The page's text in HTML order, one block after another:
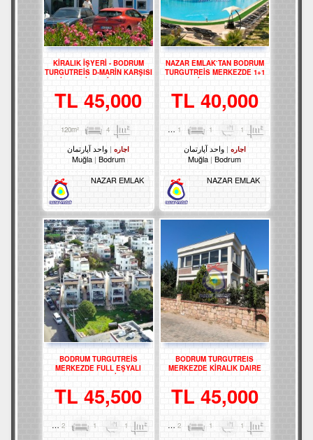
NAZAR EMLAK`TAN BODRUM
TURGUTREİS MERKEZDE 1+1
DAİRE REF--3308.
40,000 TL
1 1 1
اجاره
واحد آپارتمان
Muğla Bodrum
NAZAR EMLAK
KİRALIK İŞYERİ - BODRUM
TURGUTREİS D-MARİN KARŞISI
KİRALIK İŞYERİ REF-3131
45,000 TL
4
اجاره
واحد آپارتمان
Muğla Bodrum
NAZAR EMLAK
BODRUM TURGUTREIS
MERKEZDE KİRALIK DAIRE
45,000 TL
2 1 1
BODRUM TURGUTREİS
MERKEZDE FULL EŞYALI
BAHÇE KATI 2+1 DAİRE - REF-
45,500 TL
2 1 1